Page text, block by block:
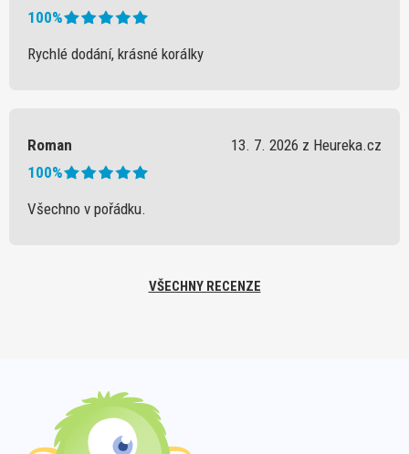
100%
Rychlé dodání, krásné korálky
Roman
13. 7. 2026 z Heureka.cz
100%
Všechno v pořádku.
VŠECHNY RECENZE